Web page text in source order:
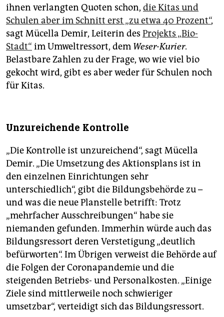
ihnen verlangten Quoten schon, die Kitas und
Schulen aber im Schnitt erst „zu etwa 40 Prozent“,
sagt Mücella Demir, Leiterin des Projekts „Bio-
Stadt“ im Umweltressort, dem Weser-Kurier.
Belastbare Zahlen zu der Frage, wo wie viel bio
gekocht wird, gibt es aber weder für Schulen noch
für Kitas.
Unzureichende Kontrolle
„Die Kontrolle ist unzureichend“, sagt Mücella
Demir. „Die Umsetzung des Aktionsplans ist in
den einzelnen Einrichtungen sehr
unterschiedlich“, gibt die Bildungsbehörde zu –
und was die neue Planstelle betrifft: Trotz
„mehrfacher Ausschreibungen“ habe sie
niemanden gefunden. Immerhin würde auch das
Bildungsressort deren Verstetigung „deutlich
befürworten“. Im Übrigen verweist die Behörde auf
die Folgen der Coronapandemie und die
steigenden Betriebs- und Personalkosten. „Einige
Ziele sind mittlerweile noch schwieriger
umsetzbar“, verteidigt sich das Bildungsressort.